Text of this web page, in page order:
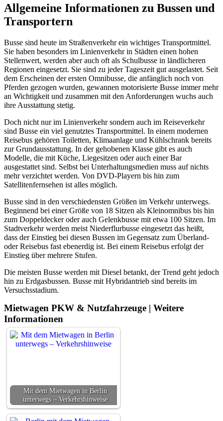
Allgemeine Informationen zu Bussen und
Transportern
Busse sind heute im Straßenverkehr ein wichtiges Transportmittel.
Sie haben besonders im Linienverkehr in Städten einen hohen
Stellenwert, werden aber auch oft als Schulbusse in ländlicheren
Regionen eingesetzt. Sie sind zu jeder Tageszeit gut ausgelastet. Seit
dem Erscheinen der ersten Omnibusse, die anfänglich noch von
Pferden gezogen wurden, gewannen motorisierte Busse immer mehr
an Wichtigkeit und zusammen mit den Anforderungen wuchs auch
ihre Ausstattung stetig.
Doch nicht nur im Linienverkehr sondern auch im Reiseverkehr
sind Busse ein viel genutztes Transportmittel. In einem modernen
Reisebus gehören Toiletten, Klimaanlage und Kühlschrank bereits
zur Grundausstattung. In der gehobenen Klasse gibt es auch
Modelle, die mit Küche, Liegesitzen oder auch einer Bar
ausgestattet sind. Selbst bei Unterhaltungsmedien muss auf nichts
mehr verzichtet werden. Von DVD-Playern bis hin zum
Satellitenfernsehen ist alles möglich.
Busse sind in den verschiedensten Größen im Verkehr unterwegs.
Beginnend bei einer Größe von 18 Sitzen als Kleinomnibus bis hin
zum Doppeldecker oder auch Gelenkbusse mit etwa 100 Sitzen. Im
Stadtverkehr werden meist Niederflurbusse eingesetzt das heißt,
dass der Einstieg bei diesen Bussen im Gegensatz zum Überland-
oder Reisebus fast ebenerdig ist. Bei einem Reisebus erfolgt der
Einstieg über mehrere Stufen.
Die meisten Busse werden mit Diesel betankt, der Trend geht jedoch
hin zu Erdgasbussen. Busse mit Hybridantrieb sind bereits im
Versuchsstadium.
Mietwagen PKW & Nutzfahrzeuge | Weitere
Informationen
Mit dem Mietwagen in Berlin
unterwegs – Verkehrshinweise